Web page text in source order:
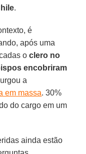
.
é
após uma
oclero no
encobriram
a
em massa. 30%
do cargo em um
ainda estão